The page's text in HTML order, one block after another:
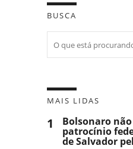
BUSCA
MAIS LIDAS
1 Bolsonaro
patrocínio
de Salvador